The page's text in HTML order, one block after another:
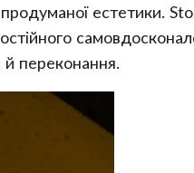
продуманої
переконання.